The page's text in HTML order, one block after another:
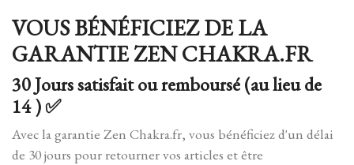
VOUS BÉNÉFICIEZ DE LA
GARANTIE ZEN CHAKRA.FR
30 Jours satisfait ou remboursé (au lieu de
14 ) ✅
Avec la garantie Zen Chakra.fr, vous bénéficiez d'un délai
de 30 jours pour retourner vos articles et être